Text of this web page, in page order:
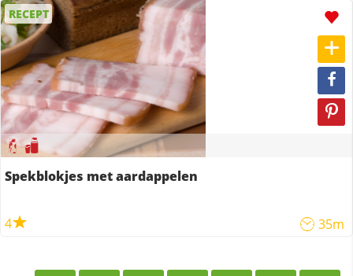
RECEPT
Spekblokjes met aardappelen
4 35m